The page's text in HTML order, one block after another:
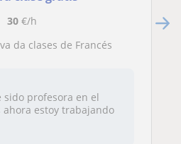
30€/h
da clases de Francés
sido profesora en el
ahora estoy trabajando